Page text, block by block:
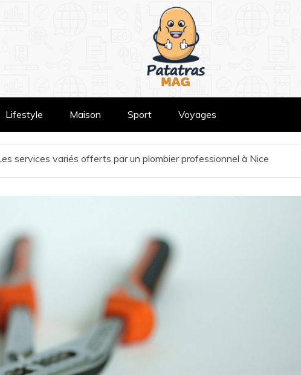
Lifestyle Maison Sport Voyages
services variés offerts par un plombier professionnel à Nice